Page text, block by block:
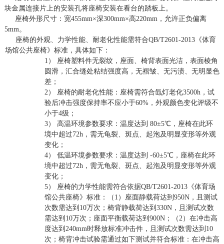
块金属连接片上的安装孔将座椅安装在看台的踏板上。
座椅外形尺寸：宽455mm×深300mm×高220mm，允许正负偏离
5mm。
座椅的外观、力学性能、耐老化性能需符合QB/T2601-2013《体育
场馆公共座椅》标准，具体如下：
1） 座椅塑料件无裂纹，座面、椅背表面光洁，表面棱角
圆滑，汇合缝处粘结强度高，无褶皱、无污渍、无明显色
差；
2） 座椅的耐老化性能：座椅需符合氙灯老化3500h，试
验后冲击强度保持率不应小于60%，外观颜色变化评级不
小于4级；
3） 高温环境参数要求：温度达到 80±5℃，座椅在此环
境中超过72h，需无龟裂、斑点、起泡及明显变形等外观
变化；
4） 低温环境参数要求：温度达到 -60±5℃，座椅在此环
境中超过72h，需无龟裂、斑点、起泡及明显变形等外观
变化；
5） 座椅的力学性能需符合依据QB/T2601-2013《体育场
馆公共座椅》标准：（1）座面静载荷达到950N，且测试
次数需达到10万次；椅背静载荷达到330N，且测试次数
需达到10万次；座面平衡载荷达到900N；（2）在冲击高
度达到240mm时释放标准冲击件，且测试次数需达到10
次；椅背冲击试验需通过如下测试并符合标准：在冲击高